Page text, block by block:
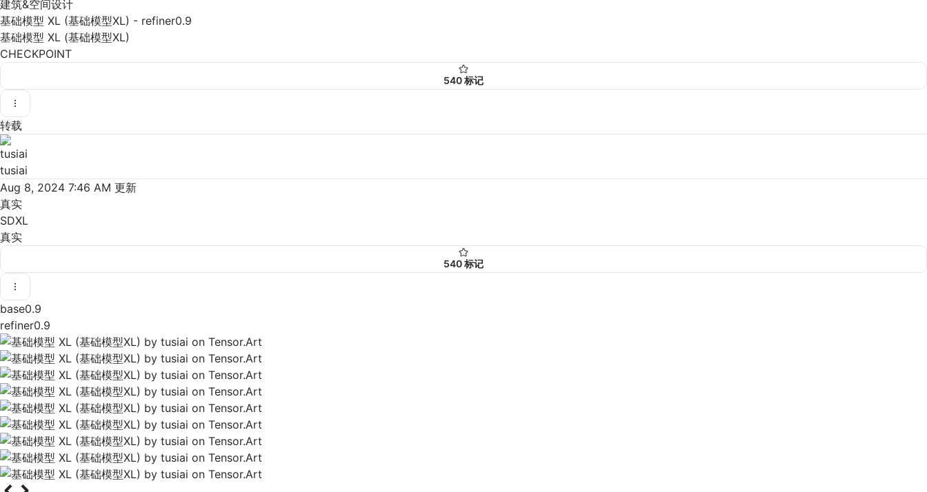
建筑&空间设计
基础模型 XL (基础模型XL) - refiner0.9
基础模型 XL (基础模型XL)
CHECKPOINT
540标记
转载
tusiai
Aug 8, 2024 7:46 AM 更新
真实
SDXL
真实
540标记
base0.9
refiner0.9